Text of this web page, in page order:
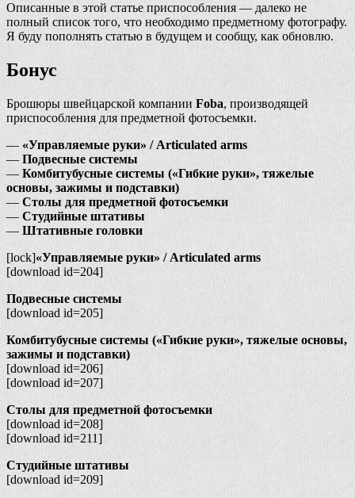
Описанные в этой статье приспособления — далеко не
полный список того, что необходимо предметному фотографу.
Я буду пополнять статью в будущем и сообщу, как обновлю.
Бонус
Брошюры швейцарской компании Foba, производящей
приспособления для предметной фотосъемки.
— «Управляемые руки» / Articulated arms
—Подвесные системы
—Комбитубусные системы («Гибкие руки», тяжелые
основы, зажимы и подставки)
—Столы для предметной фотосъемки
—Студийные штативы
—Штативные головки
[lock]«Управляемые руки» / Articulated arms
[download id=204]
Подвесные системы
[download id=205]
Комбитубусные системы («Гибкие руки», тяжелые основы,
зажимы и подставки)
[download id=206]
[download id=207]
Столы для предметной фотосъемки
[download id=208]
[download id=211]
Студийные штативы
[download id=209]